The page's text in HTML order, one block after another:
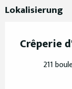
Lokalisierung
Crêperie
211